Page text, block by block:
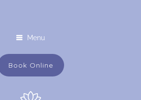
Menu
Book Online